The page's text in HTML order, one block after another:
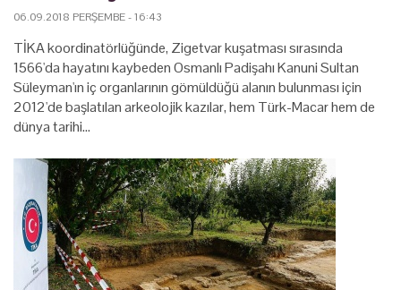
06.09.2018 PERŞEMBE - 16:43
TİKA koordinatörlüğünde, Zigetvar kuşatması sırasında
1566'da hayatını kaybeden Osmanlı Padişahı Kanuni Sultan
Süleyman'ın iç organlarının gömüldüğü alanın bulunması için
2012'de başlatılan arkeolojik kazılar, hem Türk-Macar hem de
dünya tarihi…